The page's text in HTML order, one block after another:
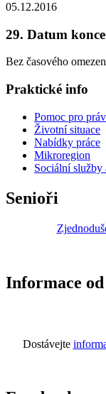
05.12.2016
29. Datum
Bez časového
Praktické info
Pomoc pro
Životní situace
Nabídky práce
Mikroregion
Sociální služby
Senioři
Informace od
Dostávejte